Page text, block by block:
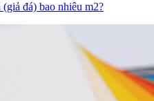
đá) bao nhiêu m2?